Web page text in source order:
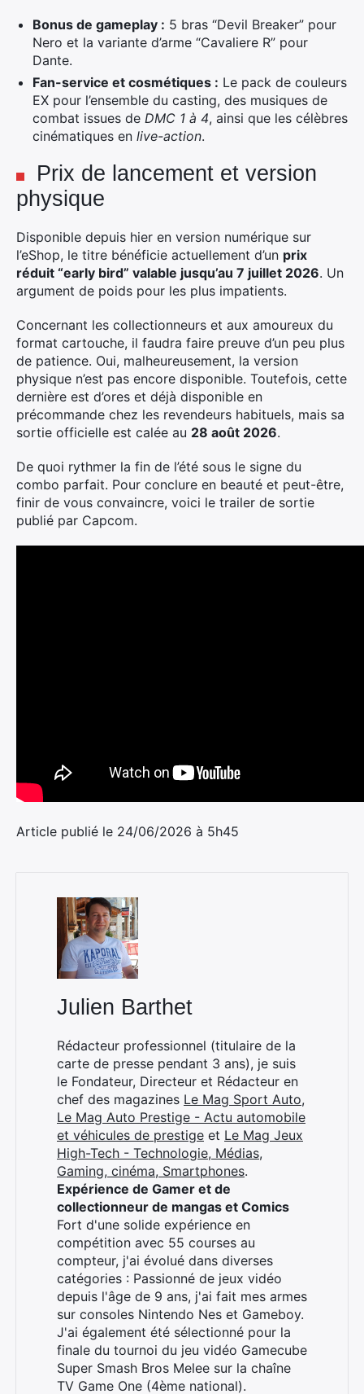
Bonus de gameplay : 5 bras “Devil Breaker” pour
Nero et la variante d’arme “Cavaliere R” pour
Dante.
Fan-service et cosmétiques : Le pack de couleurs
EX pour l’ensemble du casting, des musiques de
combat issues de DMC 1 à 4, ainsi que les célèbres
cinématiques en live-action.
Prix de lancement et version
physique
Disponible depuis hier en version numérique sur
l’eShop, le titre bénéficie actuellement d’un prix
réduit “early bird” valable jusqu’au 7 juillet 2026. Un
argument de poids pour les plus impatients.
Concernant les collectionneurs et aux amoureux du
format cartouche, il faudra faire preuve d’un peu plus
de patience. Oui, malheureusement, la version
physique n’est pas encore disponible. Toutefois, cette
dernière est d’ores et déjà disponible en
précommande chez les revendeurs habituels, mais sa
sortie officielle est calée au 28 août 2026.
De quoi rythmer la fin de l’été sous le signe du
combo parfait. Pour conclure en beauté et peut-être,
finir de vous convaincre, voici le trailer de sortie
publié par Capcom.
Article publié le 24/06/2026 à 5h45
Julien Barthet
Rédacteur professionnel (titulaire de la
carte de presse pendant 3 ans), je suis
le Fondateur, Directeur et Rédacteur en
chef des magazines Le Mag Sport Auto,
Le Mag Auto Prestige - Actu automobile
et véhicules de prestige et Le Mag Jeux
High-Tech - Technologie, Médias,
Gaming, cinéma, Smartphones.
Expérience de Gamer et de
collectionneur de mangas et Comics
Fort d'une solide expérience en
compétition avec 55 courses au
compteur, j'ai évolué dans diverses
catégories : Passionné de jeux vidéo
depuis l'âge de 9 ans, j'ai fait mes armes
sur consoles Nintendo Nes et Gameboy.
J'ai également été sélectionné pour la
finale du tournoi du jeu vidéo Gamecube
Super Smash Bros Melee sur la chaîne
TV Game One (4ème national).
Rechercher
: